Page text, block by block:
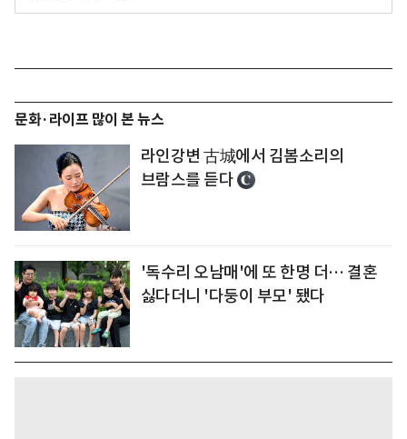
문화·라이프 많이 본 뉴스
라인강변 古城에서 김봄소리의
브람스를 듣다
'독수리 오남매'에 또 한명 더… 결혼
싫다더니 '다둥이 부모' 됐다